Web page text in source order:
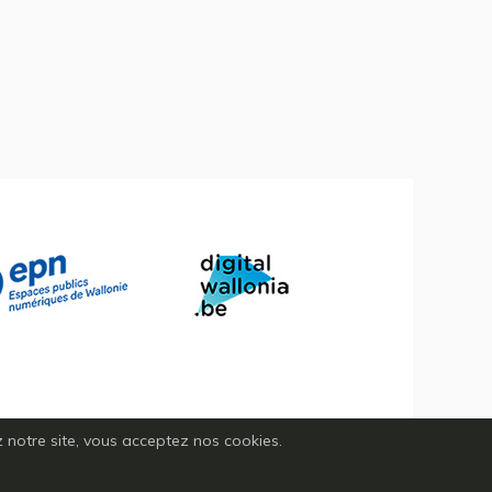
site, vous acceptez nos cookies.